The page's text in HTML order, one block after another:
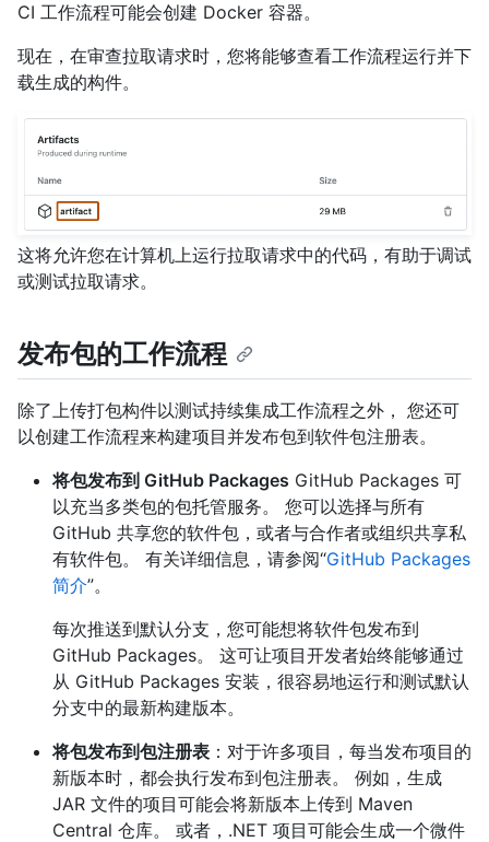
CI 工作流程可能会创建 Docker 容器。
现在，在审查拉取请求时，您将能够查看工作流程运行并下
载生成的构件。
这将允许您在计算机上运行拉取请求中的代码，有助于调试
或测试拉取请求。
发布包的工作流程
除了上传打包构件以测试持续集成工作流程之外， 您还可
以创建工作流程来构建项目并发布包到软件包注册表。
将包发布到 GitHub Packages GitHub Packages 可
以充当多类包的包托管服务。 您可以选择与所有
GitHub 共享您的软件包，或者与合作者或组织共享私
有软件包。 有关详细信息，请参阅“GitHub Packages
简介”。
每次推送到默认分支，您可能想将软件包发布到
GitHub Packages。 这可让项目开发者始终能够通过
从 GitHub Packages 安装，很容易地运行和测试默认
分支中的最新构建版本。
将包发布到包注册表 ：对于许多项目，每当发布项目的
新版本时，都会执行发布到包注册表。 例如，生成
JAR 文件的项目可能会将新版本上传到 Maven
Central 仓库。 或者，.NET 项目可能会生成一个微件